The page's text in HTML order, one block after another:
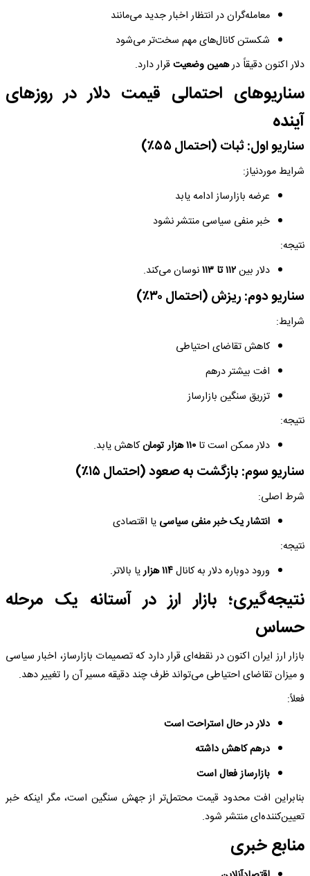
معامله‌گران در انتظار اخبار جدید می‌مانند
شکستن کانال‌های مهم سخت‌تر می‌شود
دلار اکنون دقیقاً درهمین وضعیتقرار دارد.
سناریوهای احتمالی قیمت دلار در روزهای
آینده
سناریو اول: ثبات (احتمال ۵۵٪)
شرایط موردنیاز:
عرضه بازارساز ادامه یابد
خبر منفی سیاسی منتشر نشود
نتیجه:
دلار بین۱۱۲ تا ۱۱۳ نوسان می‌کند.
سناریو دوم: ریزش (احتمال ۳۰٪)
شرایط:
کاهش تقاضای احتیاطی
افت بیشتر درهم
تزریق سنگین بازارساز
نتیجه:
دلار ممکن است تا ۱۱۰ هزار تومان کاهش یابد.
سناریو سوم: بازگشت به صعود (احتمال ۱۵٪)
شرط اصلی:
انتشار یک خبر منفی سیاسی یا اقتصادی
نتیجه:
ورود دوباره دلار به کانال۱۱۴ هزار یا بالاتر.
نتیجه‌گیری؛ بازار ارز در آستانه یک مرحله
حساس
بازار ارز ایران اکنون در نقطه‌ای قرار دارد که تصمیمات بازارساز، اخبار سیاسی
و میزان تقاضای احتیاطی می‌تواند ظرف چند دقیقه مسیر آن را تغییر دهد.
فعلاً:
دلار در حال استراحت است
درهم کاهش داشته
بازارساز فعال است
بنابراین افت محدود قیمت محتمل‌تر از جهش سنگین است، مگر اینکه خبر
تعیین‌کننده‌ای منتشر شود.
منابع خبری